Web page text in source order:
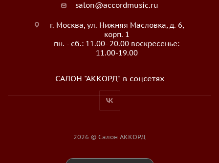
salon@accordmusic.ru
г. Москва, ул. Нижняя Масловка, д. 6,
корп. 1
пн. - сб.: 11.00- 20.00 воскресенье:
11.00-19.00
САЛОН "АККОРД" в соцсетях
2026 © Салон АККОРД